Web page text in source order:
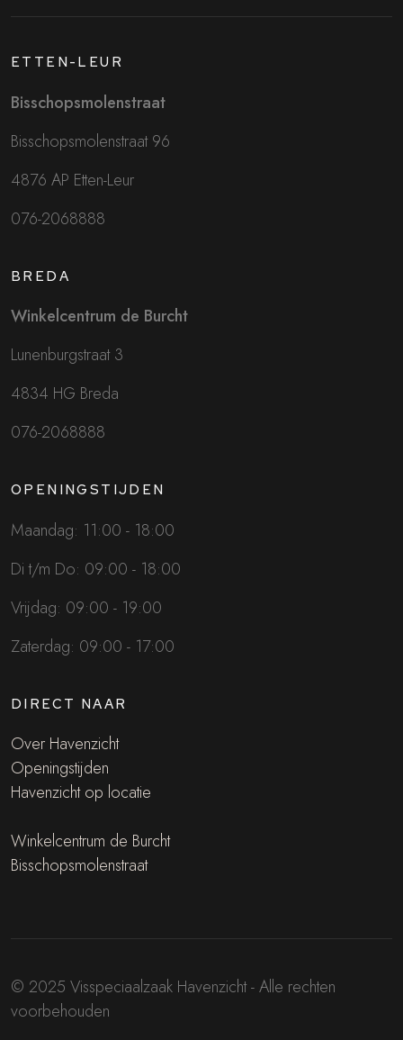
ETTEN-LEUR
Bisschopsmolenstraat
Bisschopsmolenstraat 96
4876 AP Etten-Leur
076-2068888
BREDA
Winkelcentrum de Burcht
Lunenburgstraat 3
4834 HG Breda
076-2068888
OPENINGSTIJDEN
Maandag: 11:00 - 18:00
Di t/m Do: 09:00 - 18:00
Vrijdag: 09:00 - 19:00
Zaterdag: 09:00 - 17:00
DIRECT NAAR
Over Havenzicht
Openingstijden
Havenzicht op locatie
Winkelcentrum de Burcht
Bisschopsmolenstraat
© 2025 Visspeciaalzaak Havenzicht - Alle rechten
voorbehouden